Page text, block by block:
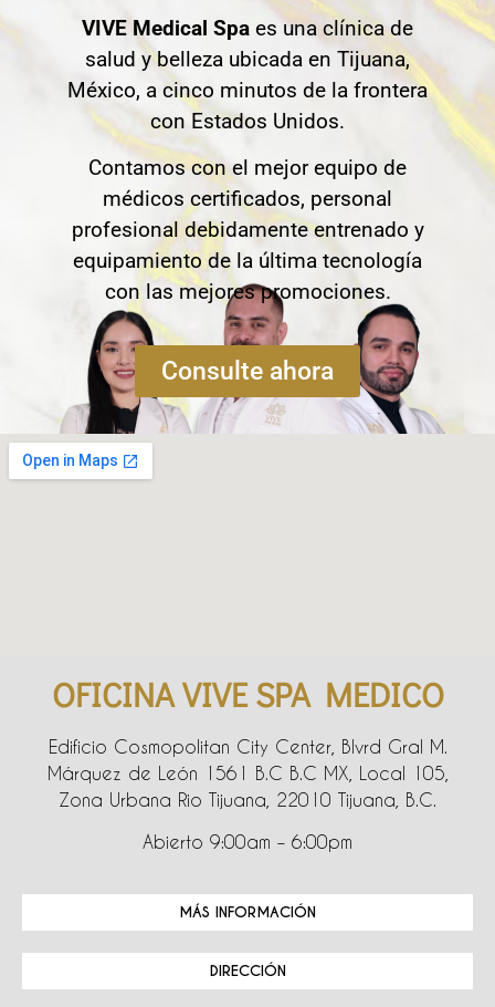
VIVE Medical Spa es una clínica de
salud y belleza ubicada en Tijuana,
México, a cinco minutos de la frontera
con Estados Unidos.
Contamos con el mejor equipo de
médicos certificados, personal
profesional debidamente entrenado y
equipamiento de la última tecnología
con las mejores promociones.
Consulte ahora
OFICINA VIVE SPA MEDICO
Edificio Cosmopolitan City Center, Blvrd Gral M.
Márquez de León 1561 B.C B.C MX, Local 105,
Zona Urbana Rio Tijuana, 22010 Tijuana, B.C.
Abierto 9:00am – 6:00pm
MÁS INFORMACIÓN
DIRECCIÓN